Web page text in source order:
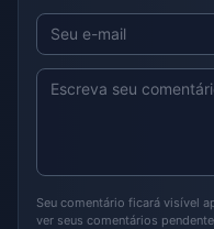
Seu comentário ficará visível
ver seus comentários